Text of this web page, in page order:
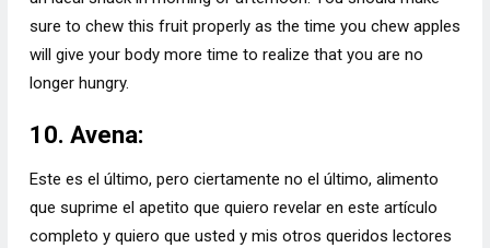
sure to chew this fruit properly as the time you chew apples
will give your body more time to realize that you are no
longer hungry.
10. Avena:
Este es el último, pero ciertamente no el último, alimento
que suprime el apetito que quiero revelar en este artículo
completo y quiero que usted y mis otros queridos lectores